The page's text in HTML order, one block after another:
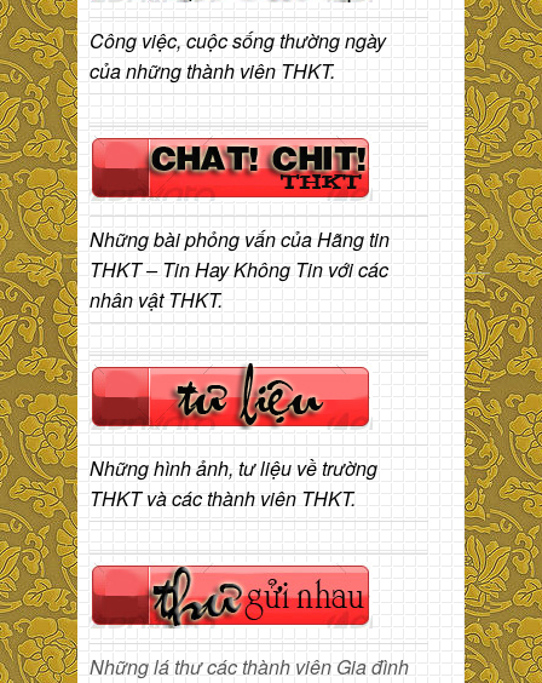
Công việc, cuộc sống thường ngày
của những thành viên THKT.
Những bài phỏng vấn của Hãng tin
THKT – Tin Hay Không Tin với các
nhân vật THKT.
Những hình ảnh, tư liệu về trường
THKT và các thành viên THKT.
Những lá thư các thành viên Gia đình